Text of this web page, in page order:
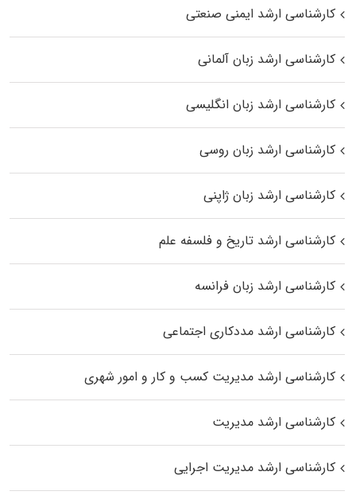
کارشناسی ارشد ایمنی صنعتی
کارشناسی ارشد زبان آلمانی
کارشناسی ارشد زبان انگلیسی
کارشناسی ارشد زبان روسی
کارشناسی ارشد زبان ژاپنی
کارشناسی ارشد تاریخ و فلسفه علم
کارشناسی ارشد زبان فرانسه
کارشناسی ارشد مددکاری اجتماعی
کارشناسی ارشد مدیریت کسب و کار و امور شهری
کارشناسی ارشد مدیریت
کارشناسی ارشد مدیریت اجرایی